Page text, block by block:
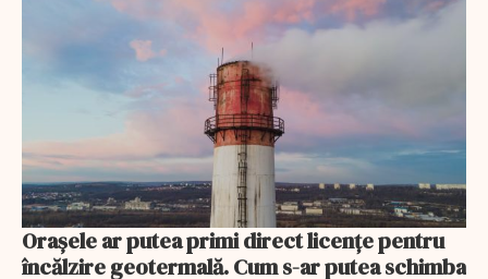
Orașele ar putea primi direct licențe pentru
încălzire geotermală. Cum s-ar putea schimba